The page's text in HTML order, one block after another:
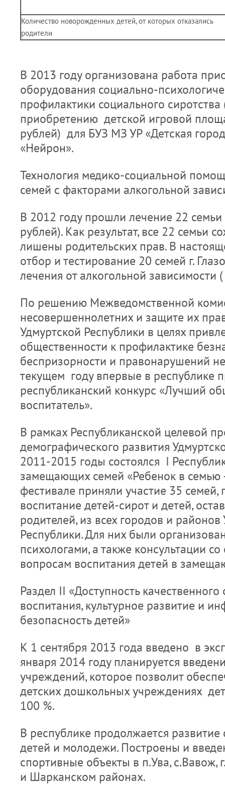
Количество новорожденных детей, от которых отказались
родители
В 2013 году организована работа
оборудования социально-
профилактики социального
приобретению детской игровой
рублей) для БУЗ МЗ УР «Детская
«Нейрон».
Технология медико-социальной
семей с факторами алкогольной
В 2012 году прошли лечение 22
рублей). Как результат, все 22 семьи
лишены родительских прав. В
отбор и тестирование 20 семей г.
лечения от алкогольной зависимости
По решению Межведомственной
несовершеннолетних и защите их
Удмуртской Республики в целях
общественности к профилактике
беспризорности и правонарушений
текущем году впервые в республике
республиканский конкурс «Лучший
воспитатель».
В рамках Республиканской целевой
демографического развития
2011-2015 годы состоялся I
замещающих семей «Ребенок в семью
фестивале приняли участие 35
воспитание детей-сирот и детей,
родителей, из всех городов и районов
Республики. Для них были
психологами, а также консультации
вопросам воспитания детей в
Раздел II «Доступность
воспитания, культурное развитие и
безопасность детей»
К 1 сентября 2013 года введено в
января 2014 году планируется
учреждений, которое позволит
детских дошкольных учреждениях
100 %.
В республике продолжается
детей и молодежи. Построены и
спортивные объекты в п.Ува, с.Вавож,
и Шарканском районах.